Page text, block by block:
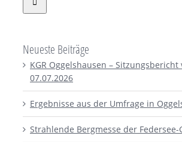
Neueste Beiträge
KGR Oggelshausen – Sitzungsbericht
07.07.2026
Ergebnisse aus der Umfrage in
Strahlende Bergmesse der Federsee-